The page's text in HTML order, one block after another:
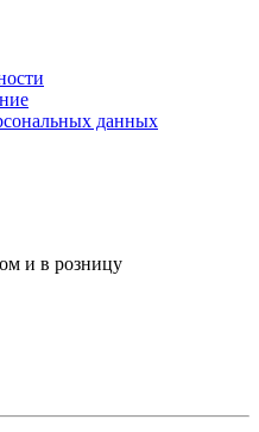
данных
и в розницу